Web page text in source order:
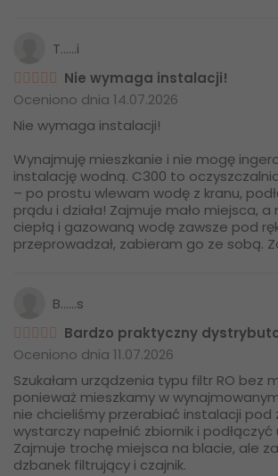
T......i
Nie wymaga instalacji!
Oceniono dnia 14.07.2026
Nie wymaga instalacji!
Wynajmuję mieszkanie i nie mogę
instalację wodną. C300 to
– po prostu wlewam wodę z kranu,
prądu i działa! Zajmuje mało miejsca, a
ciepłą i gazowaną wodę zawsze pod
przeprowadzał, zabieram go ze sobą.
B......s
Bardzo praktyczny
Oceniono dnia 11.07.2026
Szukałam urządzenia typu filtr RO bez
ponieważ mieszkamy w
nie chcieliśmy przerabiać instalacji pod
wystarczy napełnić zbiornik i podłączyć
Zajmuje trochę miejsca na blacie, ale
dzbanek filtrujący i czajnik.